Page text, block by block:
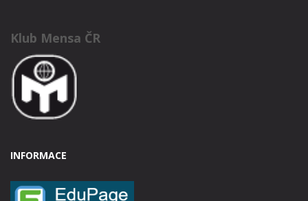
Klub Mensa ČR
INFORMACE